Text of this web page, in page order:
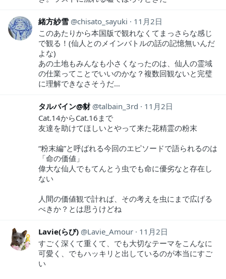
緒方紗雪 chisato_sayuki
11月2日
このあたりから本国版で観れなくてまっさらな感じ
で観る！(仙人とのメインバトルの話の記憶無いんだ
よな)
あの土地もみんなも小さくなったのは、仙人の霊域
の仕業ってことでいいのかな？複数回観ないと完璧
に理解できなさそうだ…
タルバイン@豺 talbain_3rd
11月2日
Cat.14からCat.16まで
友達を助けてほしいとやって来た花精霊の粉末
“粉末編”と呼ばれる今回のエピソードで語られるのは
「命の価値」
偉大な仙人でもてんとう虫でも命に優劣なと存在し
ない
人間の価値観で計れば、その考えを虫にまで広げる
べきか？とは思うけどね
Lavie(らび) Lavie_Amour
11月2日
すごく深くて重くて、でも大切なテーマをこんなに
可愛く、でもハッキリと出しているのが本当にすご
い